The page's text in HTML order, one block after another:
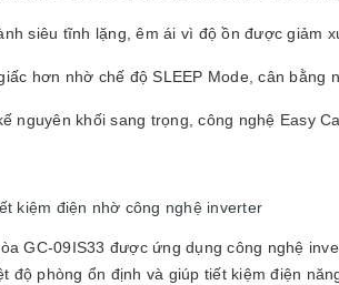
siêu tĩnh lặng, êm ái vì độ ồn được giảm
hơn nhờ chế độ SLEEP Mode, cân bằng
nguyên khối sang trọng, công nghệ Easy
kiệm điện nhờ công nghệ inverter
GC-09IS33 được ứng dụng công nghệ
độ phòng ổn định và giúp tiết kiệm điện